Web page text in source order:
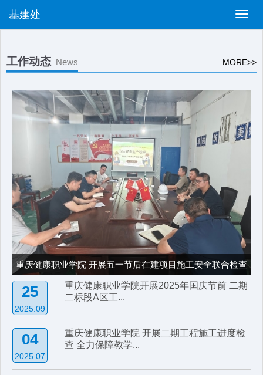
切
基建处
工作动态 News MORE>>
重庆健康职业学院 开展五一节后在建项目施工安全联合检查
25
2025.09
重庆健康职业学院开展2025年国庆节前 二期
二标段A区工...
04
2025.07
重庆健康职业学院 开展二期工程施工进度检
查 全力保障教学...